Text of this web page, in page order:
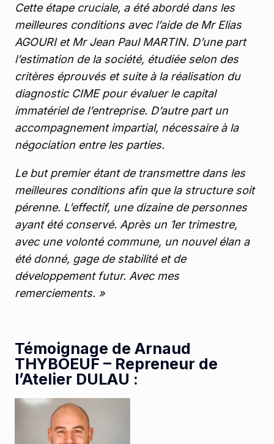
Cette étape cruciale, a été abordé dans les
meilleures conditions avec l’aide de Mr Elias
AGOURI et Mr Jean Paul MARTIN. D’une part
l’estimation de la société, étudiée selon des
critères éprouvés et suite à la réalisation du
diagnostic CIME pour évaluer le capital
immatériel de l’entreprise. D’autre part un
accompagnement impartial, nécessaire à la
négociation entre les parties.
Le but premier étant de transmettre dans les
meilleures conditions afin que la structure soit
pérenne. L’effectif, une dizaine de personnes
ayant été conservé. Après un 1er trimestre,
avec une volonté commune, un nouvel élan a
été donné, gage de stabilité et de
développement futur. Avec mes
remerciements. »
Témoignage de Arnaud
THYBOEUF – Repreneur de
l’Atelier DULAU :